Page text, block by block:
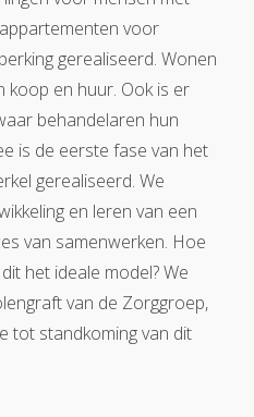
voor
gerealiseerd. Wonen
koop en huur. Ook is er
behandelaren hun
is de eerste fase van het
gerealiseerd. We
en leren van een
van samenwerken. Hoe
het ideale model? We
van de Zorggroep,
tot standkoming van dit